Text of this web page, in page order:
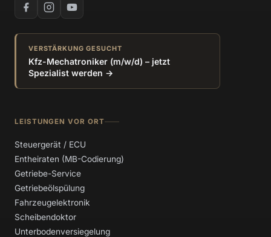
VERSTÄRKUNG GESUCHT
Kfz-Mechatroniker (m/w/d) – jetzt
Spezialist werden →
LEISTUNGEN VOR ORT
Steuergerät / ECU
Entheiraten (MB-Codierung)
Getriebe-Service
Getriebeölspülung
Fahrzeugelektronik
Scheibendoktor
Unterbodenversiegelung